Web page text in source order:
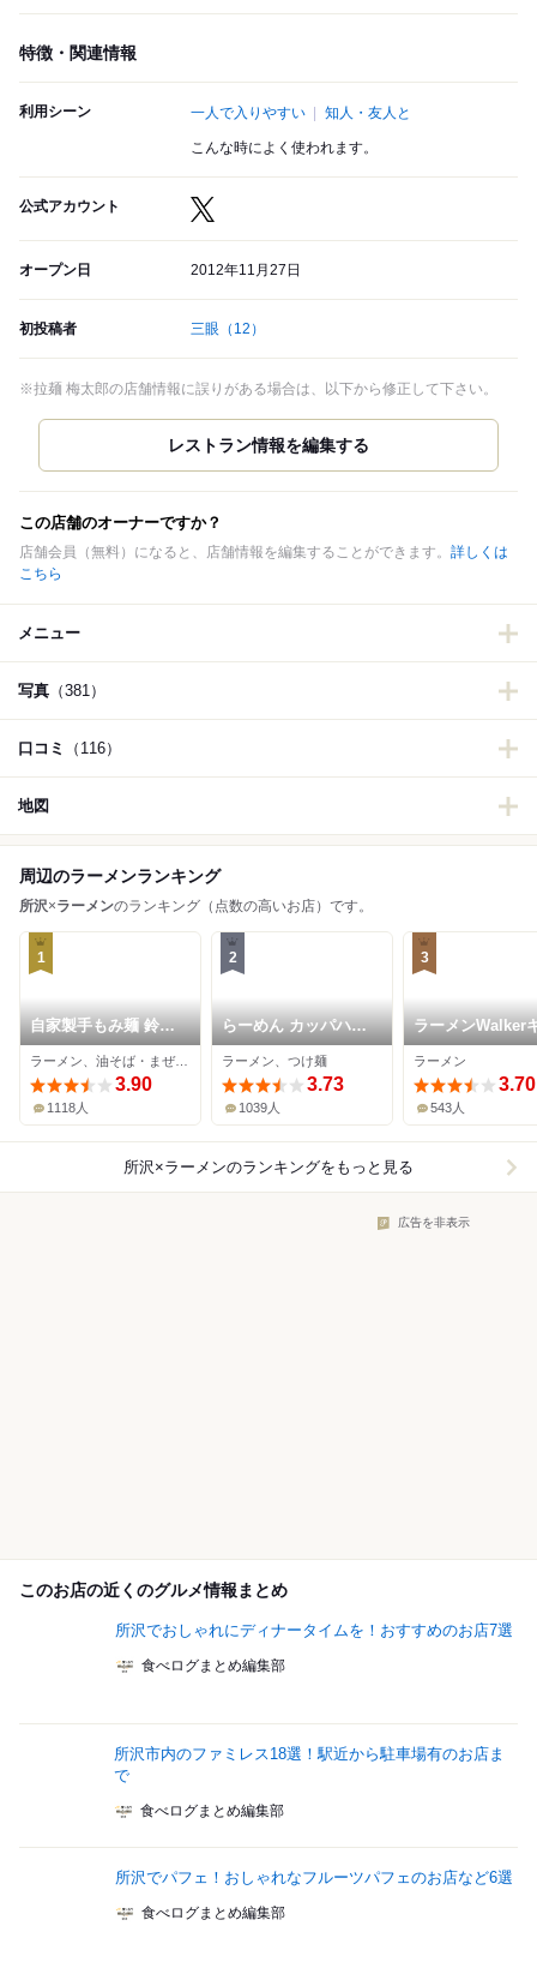
特徴・関連情報
利用シーン 一人で入りやすい 知人・友人と
こんな時によく使われます。
公式アカウント
オープン日 2012年11月27日
初投稿者 三眼 （12）
※拉麺 梅太郎の店舗情報に誤りがある場合は、以下から修正して下さい。
この店舗のオーナーですか？
店舗会員（無料）になると、店舗情報を編集することができます。 詳しくは
こちら
メニュー
写真 （381）
口コミ （116）
地図
周辺のラーメンランキング
所沢×ラーメンのランキング（点数の高いお店）です。
1
自家製手もみ麺 鈴ノ
木
ラーメン、油そば・まぜそば、つけ麺
3.90
1118人
2
らーめん カッパハウ
ス
ラーメン、つけ麺
3.73
1039人
3
ラーメンWalker
チン
ラーメン
3.70
543人
所沢×ラーメンのランキングをもっと見る
広告を非表示
このお店の近くのグルメ情報まとめ
所沢でおしゃれにディナータイムを！おすすめのお店7選
食べログまとめ編集部
所沢市内のファミレス18選！駅近から駐車場有のお店ま
で
食べログまとめ編集部
所沢でパフェ！おしゃれなフルーツパフェのお店など6選
食べログまとめ編集部